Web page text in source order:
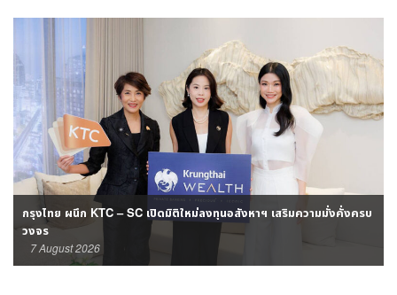
กรุงไทย ผนึก KTC – SC เปิดมิติใหม่ลงทุนอสังหาฯ เสริมความมั่งคั่งครบ
วงจร
7 August 2026